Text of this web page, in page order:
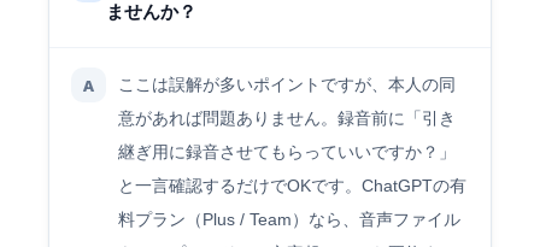
ませんか？
A
ここは誤解が多いポイントですが、本人の同
意があれば問題ありません。録音前に「引き
継ぎ用に録音させてもらっていいですか？」
と一言確認するだけでOKです。ChatGPTの有
料プラン（Plus / Team）なら、音声ファイル